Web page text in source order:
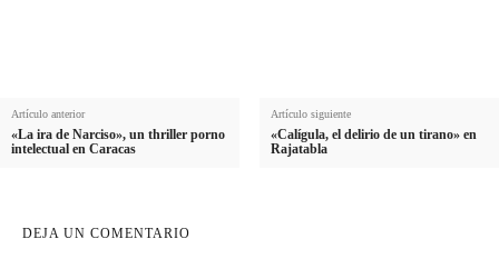
Artículo anterior
«La ira de Narciso», un thriller porno
intelectual en Caracas
Artículo siguiente
«Calígula, el delirio de un tirano» en
Rajatabla
DEJA UN COMENTARIO